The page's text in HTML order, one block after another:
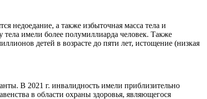
недоедание, а также избыточная масса тела и
тела имели более полумиллиарда человек. Также
детей в возрасте до пяти лет, истощение (низкая
В 2021 г. инвалидность имели приблизительно
в области охраны здоровья, являющегося